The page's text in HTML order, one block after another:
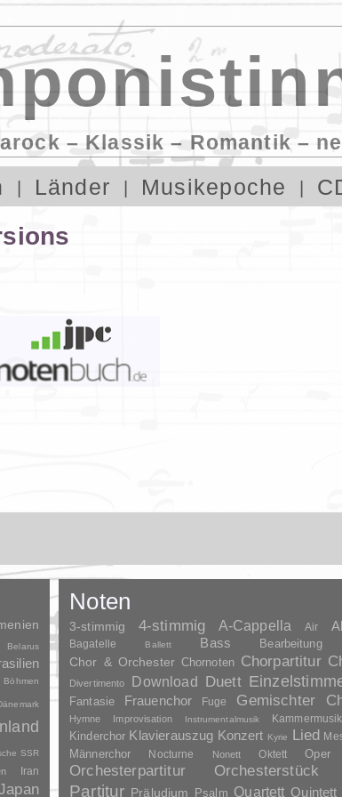
– Klassik – Romantik –
Länder Musikepoche
Belarus
Böhmen
SSR
Iran
Noten
3-stimmig 4-stimmig A-Cappella Air
Bagatelle Ballett Bass Bearbeitung
Chor & Orchester Chornoten Chorpartitur
Divertimento Download Duett
Fantasie Frauenchor Fuge Gemischter
Hymne Improvisation Instrumentalmusik Kammermusik
Kinderchor Klavierauszug Konzert Kyrie Lied
Männerchor Nocturne Nonett Oktett Oper
Orchesterpartitur Orchesterstück
Partitur Präludium Psalm Quartett Quintett